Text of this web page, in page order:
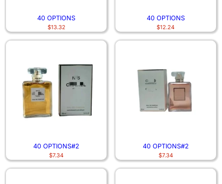
40 OPTIONS
$13.32
40 OPTIONS
$12.24
40 OPTIONS#2
$7.34
40 OPTIONS#2
$7.34